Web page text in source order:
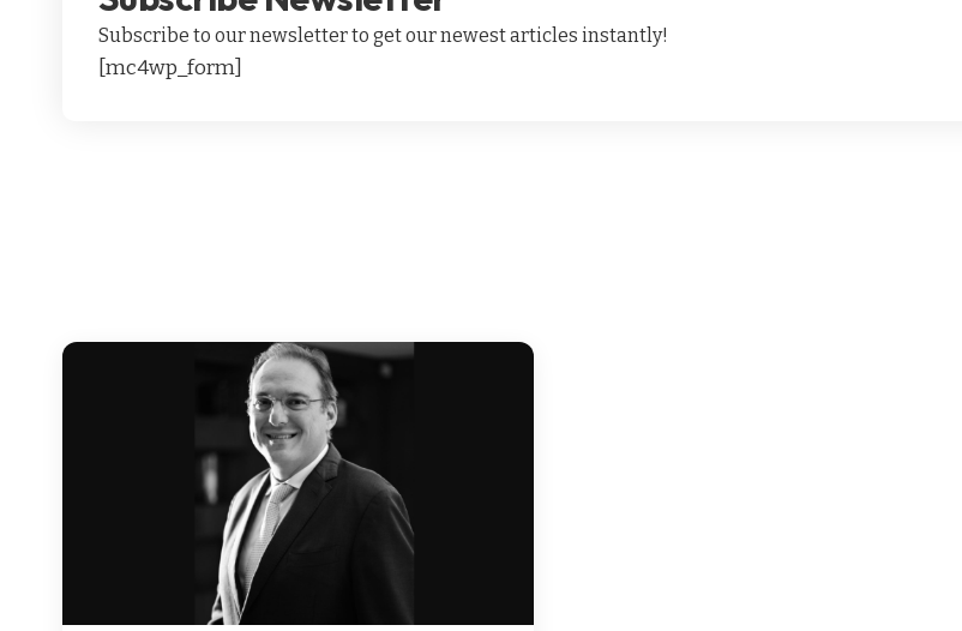
Subscribe to our newsletter to get our newest articles instantly!
[mc4wp_form]